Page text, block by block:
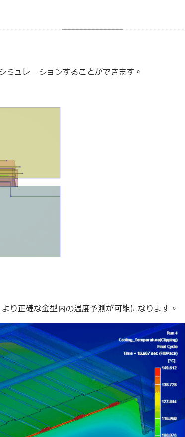
ミュレーションすることができます。
り正確な金型内の温度予測が可能になります。